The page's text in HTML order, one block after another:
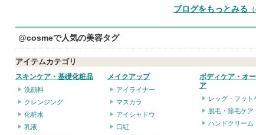
ブログをもっとみる
@cosmeで人気の美容タグ
アイテムカテゴリ
スキンケア・基礎化粧品
洗顔料
クレンジング
化粧水
乳液
メイクアップ
アイライナー
マスカラ
アイシャドウ
口紅
ボディケア・オ
ア
レッグ・フット
脱毛・除毛ケア
ハンドクリーム